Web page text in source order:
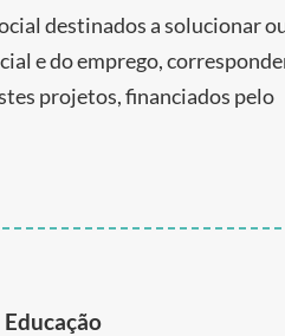
destinados a solucionar
e do emprego,
projetos, financiados pelo